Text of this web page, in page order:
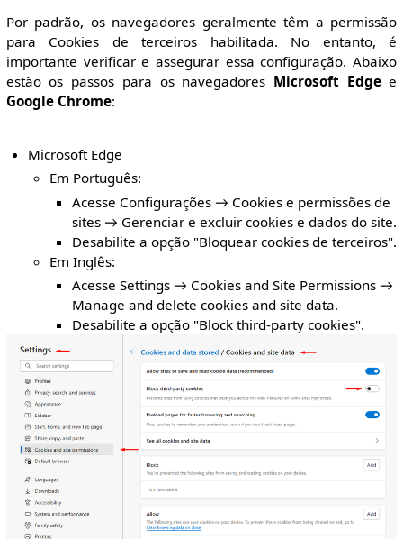
Por padrão, os navegadores geralmente têm a permissão
para Cookies de terceiros habilitada. No entanto, é
importante verificar e assegurar essa configuração. Abaixo
estão os passos para os navegadores Microsoft Edgee
Google Chrome:
Microsoft Edge
Em Português:
Acesse Configurações → Cookies e permissões de
sites → Gerenciar e excluir cookies e dados do site.
Desabilite a opção "Bloquear cookies de terceiros".
Em Inglês:
Acesse Settings → Cookies and Site Permissions →
Manage and delete cookies and site data.
Desabilite a opção "Block third-party cookies".